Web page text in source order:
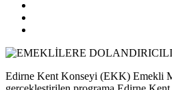
Edirne Kent Konseyi (EKK) Emekli